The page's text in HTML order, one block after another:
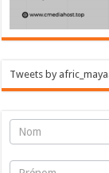
Tweets by
warhyss